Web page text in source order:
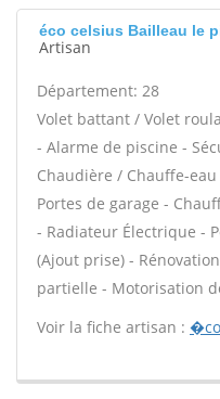
éco celsius Bailleau le
Artisan
Département: 28
Volet battant / Volet
- Alarme de piscine -
Chaudière / Chauffe-
Portes de garage -
- Radiateur Électrique -
(Ajout prise) -
partielle - Motorisation
Voir la fiche artisan :